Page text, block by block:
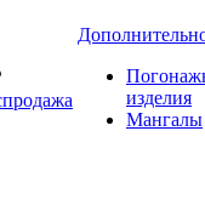
изделия
Мангалы